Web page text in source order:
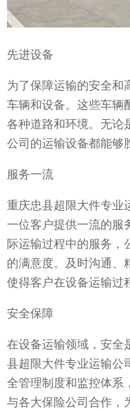
先进设备
为了保障运输的安全和
车辆和设备。这些车辆
各种道路和环境。无论
公司的运输设备都能够
服务一流
重庆忠县超限大件专业
一位客户提供一流的服
际运输过程中的服务，
的满意度。及时沟通、
使得客户在设备运输过
安全保障
在设备运输领域，安全
县超限大件专业运输公
全管理制度和监控体系
与各大保险公司合作，